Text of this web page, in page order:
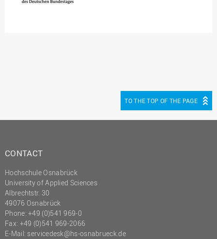
TO THE TOP OF THE PAGE
CONTACT
Hochschule Osnabrück
University of Applied Sciences
Albrechtstr. 30
49076 Osnabrück
Phone: +49 (0)541 969-0
Fax: +49 (0)541 969-2066
E-Mail: servicedesk@hs-osnabrueck.de